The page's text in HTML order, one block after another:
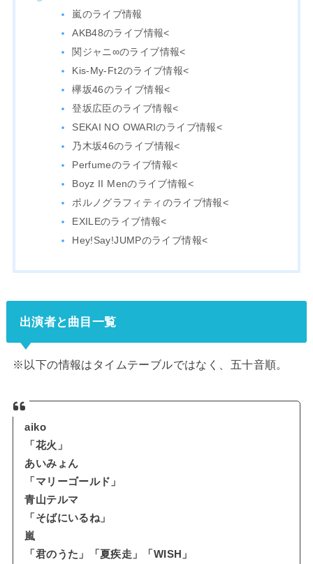
嵐のライブ情報
AKB48のライブ情報<
関ジャニ∞のライブ情報<
Kis-My-Ft2のライブ情報<
欅坂46のライブ情報<
登坂広臣のライブ情報<
SEKAI NO OWARIのライブ情報<
乃木坂46のライブ情報<
Perfumeのライブ情報<
Boyz II Menのライブ情報<
ポルノグラフィティのライブ情報<
EXILEのライブ情報<
Hey!Say!JUMPのライブ情報<
出演者と曲目一覧
※以下の情報はタイムテーブルではなく、五十音順。
aiko
「花火」
あいみょん
「マリーゴールド」
青山テルマ
「そばにいるね」
嵐
「君のうた」「夏疾走」「WISH」